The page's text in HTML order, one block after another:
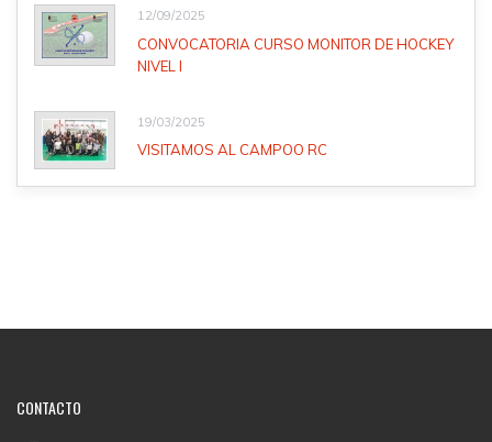
12/09/2025
CONVOCATORIA CURSO MONITOR DE HOCKEY
NIVEL I
19/03/2025
VISITAMOS AL CAMPOO RC
CONTACTO